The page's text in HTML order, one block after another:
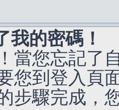
我的密碼！
當您忘記了
您到登入頁
步驟完成，